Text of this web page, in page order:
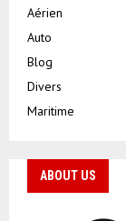
Aérien
Auto
Blog
Divers
Maritime
ABOUT US